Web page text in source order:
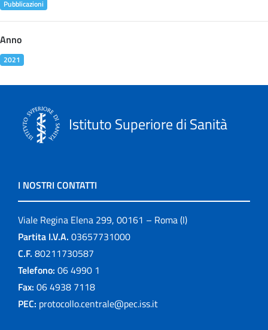
Pubblicazioni
Anno
2021
Istituto Superiore di Sanità
I NOSTRI CONTATTI
Viale Regina Elena 299, 00161 – Roma (I)
Partita I.V.A. 03657731000
C.F. 80211730587
Telefono: 06 4990 1
Fax: 06 4938 7118
PEC: protocollo.centrale@pec.iss.it